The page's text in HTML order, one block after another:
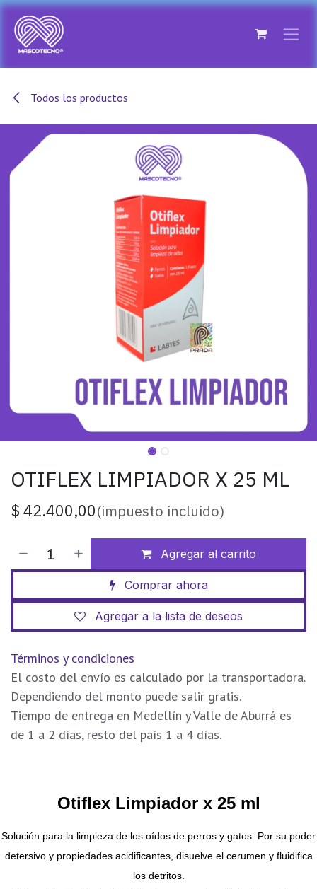
Ir al contenido
Todos los productos
OTIFLEX LIMPIADOR X 25 ML
$ 42.400,00(impuesto incluido)
Agregar al carrito
Comprar ahora
Agregar a la lista de deseos
Términos y condiciones
El costo del envío es calculado por la transportadora.
Dependiendo del monto puede salir gratis.
Tiempo de entrega en Medellín y Valle de Aburrá es
de 1 a 2 días, resto del país 1 a 4 días.
Otiflex Limpiador x 25 ml
Solución para la limpieza de los oídos de perros y gatos. Por su poder
detersivo y propiedades acidificantes, disuelve el cerumen y fluidifica
los detritos.